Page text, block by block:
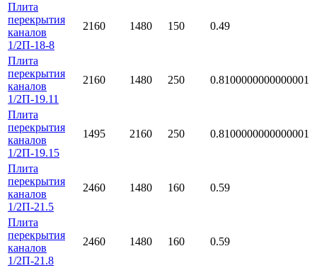
Плита
перекрытия
каналов
1/2П-18-8
2160 1480 150 0.49
Плита
перекрытия
каналов
1/2П-19.11
2160 1480 250 0.8100000000000001
Плита
перекрытия
каналов
1/2П-19.15
1495 2160 250 0.8100000000000001
Плита
перекрытия
каналов
1/2П-21.5
2460 1480 160 0.59
Плита
перекрытия
каналов
1/2П-21.8
2460 1480 160 0.59